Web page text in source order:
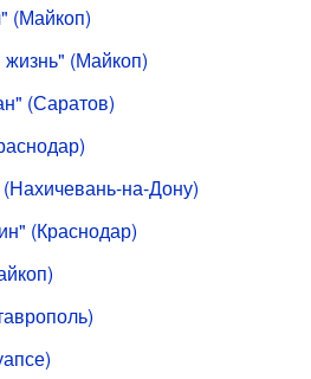
(Майкоп)
жизнь" (Майкоп)
(Саратов)
на-Дону)
(Краснодар)